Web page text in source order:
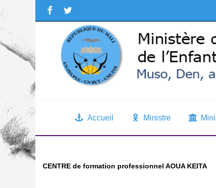
Accueil Ministre
CENTRE de formation professionnel AOUA KEITA